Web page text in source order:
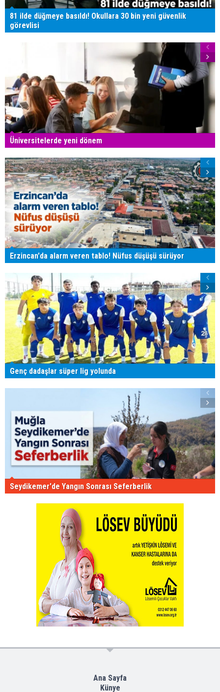
81 ilde düğmeye basıldı! Okullara 30 bin yeni güvenlik
görevlisi
Üniversitelerde yeni dönem
Erzincan'da alarm veren tablo! Nüfus düşüşü sürüyor
Genç dadaşlar süper lig yolunda
Seydikemer'de Yangın Sonrası Seferberlik
Ana Sayfa
Künye